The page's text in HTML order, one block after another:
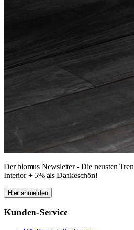
Der blomus Newsletter - Die neusten
Interior + 5% als Dankeschön!
Hier anmelden
Kunden-Service